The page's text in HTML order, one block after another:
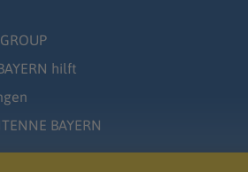
hilft
BAYERN